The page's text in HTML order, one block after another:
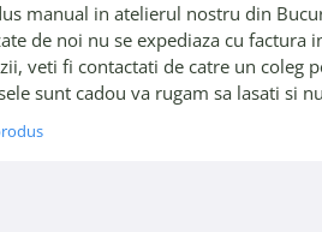
manual in atelierul nostru din
de noi nu se expediaza cu factura
veti fi contactati de catre un
sunt cadou va rugam sa lasati si